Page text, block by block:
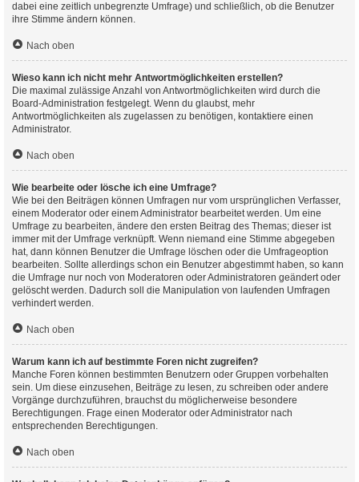
dabei eine zeitlich unbegrenzte Umfrage) und schließlich, ob die Benutzer
ihre Stimme ändern können.
Nach oben
Wieso kann ich nicht mehr Antwortmöglichkeiten erstellen?
Die maximal zulässige Anzahl von Antwortmöglichkeiten wird durch die
Board-Administration festgelegt. Wenn du glaubst, mehr
Antwortmöglichkeiten als zugelassen zu benötigen, kontaktiere einen
Administrator.
Nach oben
Wie bearbeite oder lösche ich eine Umfrage?
Wie bei den Beiträgen können Umfragen nur vom ursprünglichen Verfasser,
einem Moderator oder einem Administrator bearbeitet werden. Um eine
Umfrage zu bearbeiten, ändere den ersten Beitrag des Themas; dieser ist
immer mit der Umfrage verknüpft. Wenn niemand eine Stimme abgegeben
hat, dann können Benutzer die Umfrage löschen oder die Umfrageoption
bearbeiten. Sollte allerdings schon ein Benutzer abgestimmt haben, so kann
die Umfrage nur noch von Moderatoren oder Administratoren geändert oder
gelöscht werden. Dadurch soll die Manipulation von laufenden Umfragen
verhindert werden.
Nach oben
Warum kann ich auf bestimmte Foren nicht zugreifen?
Manche Foren können bestimmten Benutzern oder Gruppen vorbehalten
sein. Um diese einzusehen, Beiträge zu lesen, zu schreiben oder andere
Vorgänge durchzuführen, brauchst du möglicherweise besondere
Berechtigungen. Frage einen Moderator oder Administrator nach
entsprechenden Berechtigungen.
Nach oben